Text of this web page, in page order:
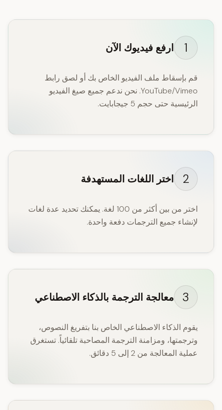
1 ارفع فيديوك الآن
قم بإسقاط ملف الفيديو الخاص بك أو لصق رابط
YouTube/Vimeo. نحن ندعم جميع صيغ الفيديو
الرئيسية حتى حجم 5 جيجابايت.
2 اختر اللغات المستهدفة
اختر من بين أكثر من 100 لغة. يمكنك تحديد عدة لغات
لإنشاء جميع الترجمات دفعة واحدة.
3 معالجة الترجمة بالذكاء الاصطناعي
يقوم الذكاء الاصطناعي الخاص بنا بتفريغ النصوص،
وترجمتها، ومزامنة الترجمة المصاحبة تلقائياً. تستغرق
عملية المعالجة من 2 إلى 5 دقائق.